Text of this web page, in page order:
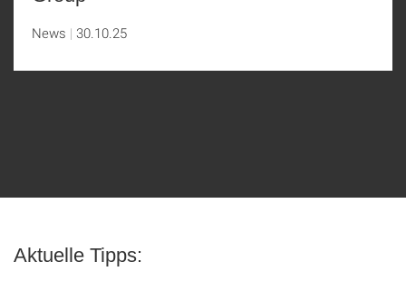
News 30.10.25
Aktuelle Tipps: